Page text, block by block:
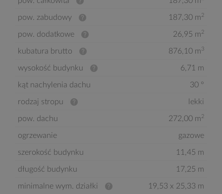
pow. zabudowy 187,30 m2
pow. dodatkowe 26,95 m2
kubatura brutto 876,10 m3
wysokość budynku 6,71 m
kąt nachylenia dachu 30 °
rodzaj stropu lekki
pow. dachu 272,00 m2
ogrzewanie gazowe
szerokość budynku 11,45 m
długość budynku 17,25 m
minimalne wym. działki 19,53 x 25,33 m